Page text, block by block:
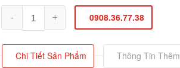
0908.36.77.38
Chi Tiết Sản Phẩm Thông Tin Thêm